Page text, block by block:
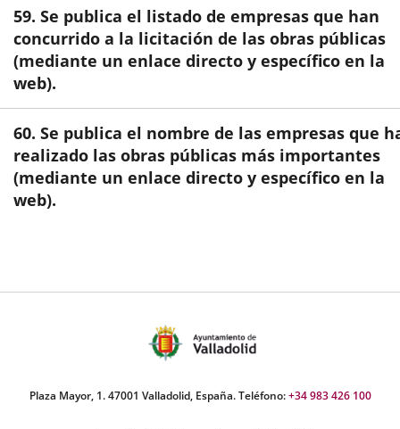
una
aplicación
externa.
una
aplicación
externa.
una
59. Se publica el listado de empresas que han
concurrido a la licitación de las obras públicas
(mediante un enlace directo y específico en la
web).
60. Se publica el nombre de las empresas que
realizado las obras públicas más importantes
(mediante un enlace directo y específico en la
web).
Plaza Mayor, 1. 47001 Valladolid, España. Teléfono:+34 983 426 100